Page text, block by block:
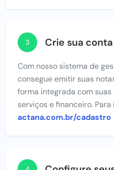
3 Crie sua
Com nosso sistema de
consegue emitir suas
forma integrada com suas
serviços e financeiro.
actana.com.br/cadastro